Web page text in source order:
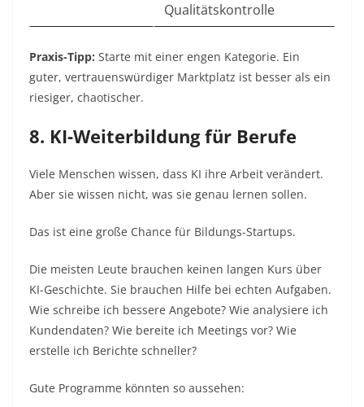
Qualitätskontrolle
Praxis-Tipp: Starte mit einer engen Kategorie. Ein
guter, vertrauenswürdiger Marktplatz ist besser als ein
riesiger, chaotischer.
8. KI-Weiterbildung für Berufe
Viele Menschen wissen, dass KI ihre Arbeit verändert.
Aber sie wissen nicht, was sie genau lernen sollen.
Das ist eine große Chance für Bildungs-Startups.
Die meisten Leute brauchen keinen langen Kurs über
KI-Geschichte. Sie brauchen Hilfe bei echten Aufgaben.
Wie schreibe ich bessere Angebote? Wie analysiere ich
Kundendaten? Wie bereite ich Meetings vor? Wie
erstelle ich Berichte schneller?
Gute Programme könnten so aussehen: